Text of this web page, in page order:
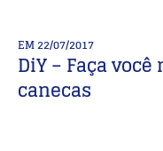
EM22/07/2017
DiY – Faça
canecas